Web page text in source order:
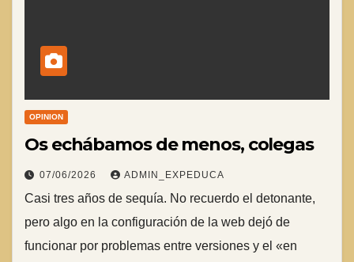
OPINION
Os echábamos de menos, colegas
07/06/2026 ADMIN_EXPEDUCA
Casi tres años de sequía. No recuerdo el detonante,
pero algo en la configuración de la web dejó de
funcionar por problemas entre versiones y el «en